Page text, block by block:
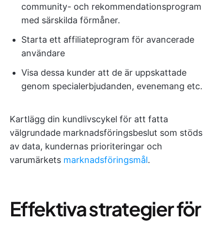
community- och rekommendationsprogram
med särskilda förmåner.
Starta ett affiliateprogram för avancerade
användare
Visa dessa kunder att de är uppskattade
genom specialerbjudanden, evenemang etc.
Kartlägg din kundlivscykel för att fatta
välgrundade marknadsföringsbeslut som stöds
av data, kundernas prioriteringar och
varumärkets marknadsföringsmål.
Effektiva strategier för